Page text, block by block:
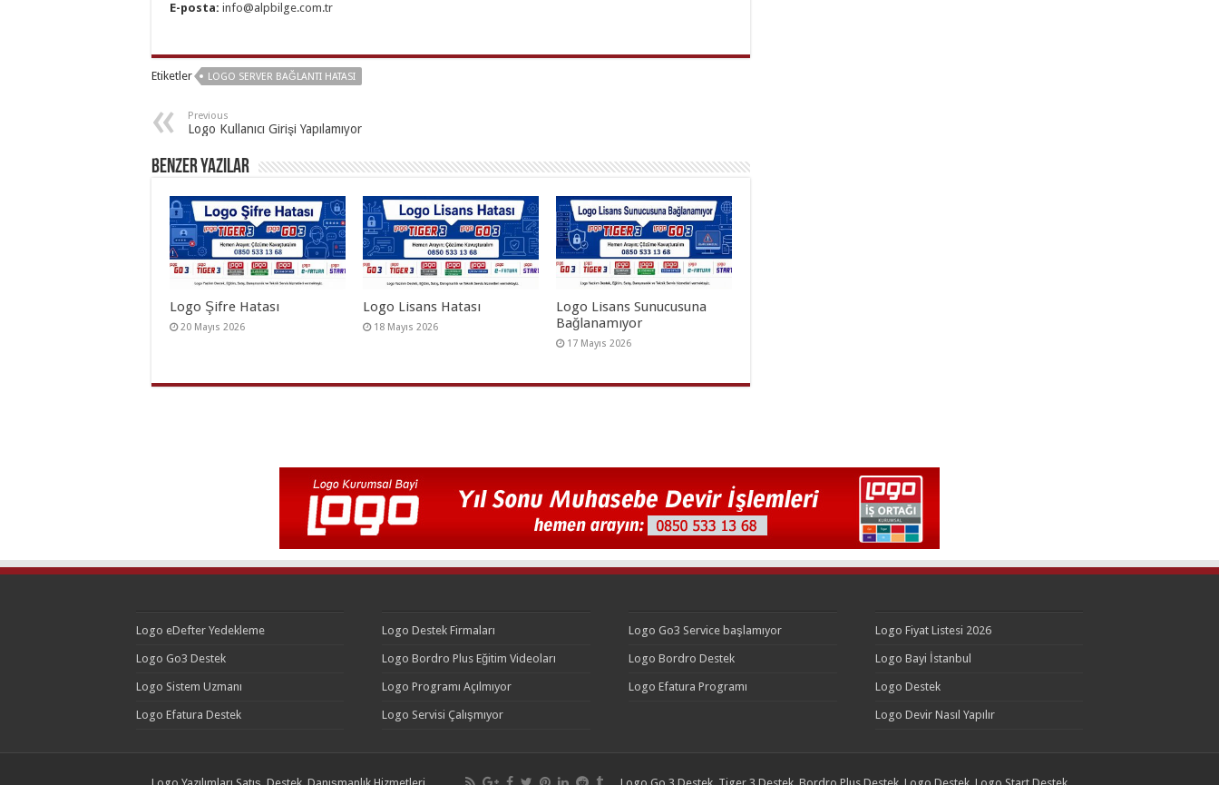
E-posta: info@alpbilge.com.tr
Etiketler LOGO SERVER BAĞLANTI HATASI
Previous
Logo Kullanıcı Girişi Yapılamıyor
Benzer Yazılar
Logo Şifre Hatası
20 Mayıs 2026
Logo Lisans Hatası
18 Mayıs 2026
Logo Lisans Sunucusuna
Bağlanamıyor
17 Mayıs 2026
Logo eDefter Yedekleme
Logo Go3 Destek
Logo Sistem Uzmanı
Logo Efatura Destek
Logo Destek Firmaları
Logo Bordro Plus Eğitim Videoları
Logo Programı Açılmıyor
Logo Servisi Çalışmıyor
Logo Go3 Service başlamıyor
Logo Bordro Destek
Logo Efatura Programı
Logo Fiyat Listesi 2026
Logo Bayi İstanbul
Logo Destek
Logo Devir Nasıl Yapılır